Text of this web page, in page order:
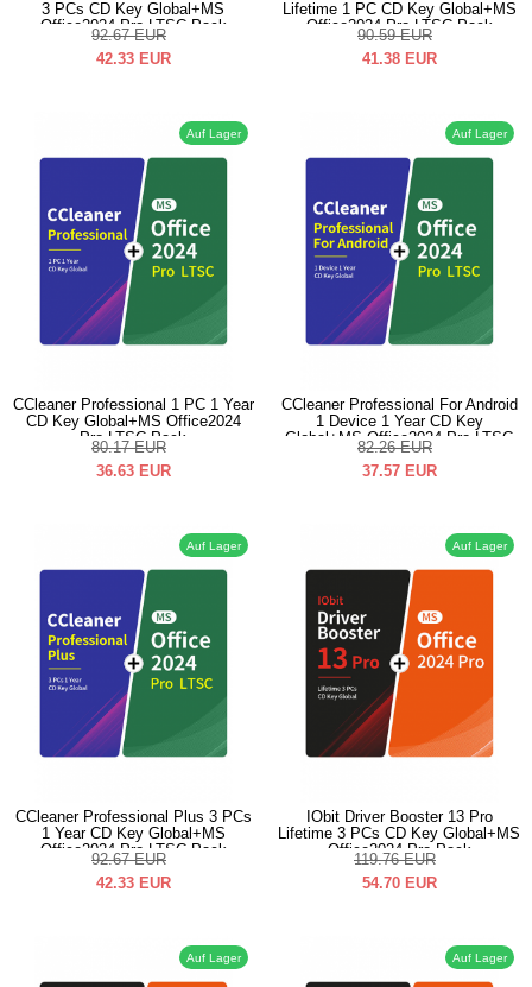
3 PCs CD Key Global+MS
Office2024 Pro LTSC Pack
92.67 EUR
42.33 EUR
Lifetime 1 PC CD Key Global+MS
Office2024 Pro LTSC Pack
90.59 EUR
41.38 EUR
Auf Lager
CCleaner Professional 1 PC 1 Year
CD Key Global+MS Office2024
Pro LTSC Pack
80.17 EUR
36.63 EUR
Auf Lager
CCleaner Professional For Android
1 Device 1 Year CD Key
Global+MS Office2024 Pro LTSC
Pack
82.26 EUR
37.57 EUR
Auf Lager
CCleaner Professional Plus 3 PCs
1 Year CD Key Global+MS
Office2024 Pro LTSC Pack
92.67 EUR
42.33 EUR
Auf Lager
IObit Driver Booster 13 Pro
Lifetime 3 PCs CD Key Global+MS
Office2024 Pro Pack
119.76 EUR
54.70 EUR
Auf Lager Auf Lager